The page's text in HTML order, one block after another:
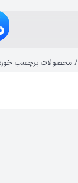
/ محصولات برچسب